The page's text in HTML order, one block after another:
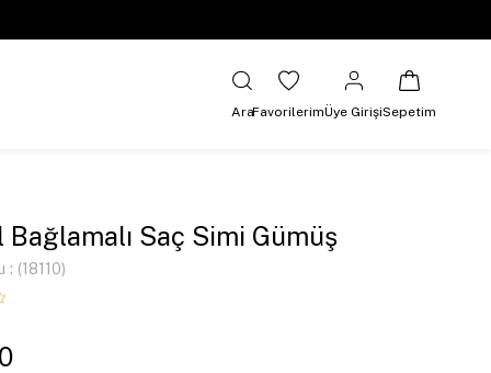
AraFavorilerimÜye GirişiSepetim
Bağlamalı Saç Simi Gümüş
(18110)